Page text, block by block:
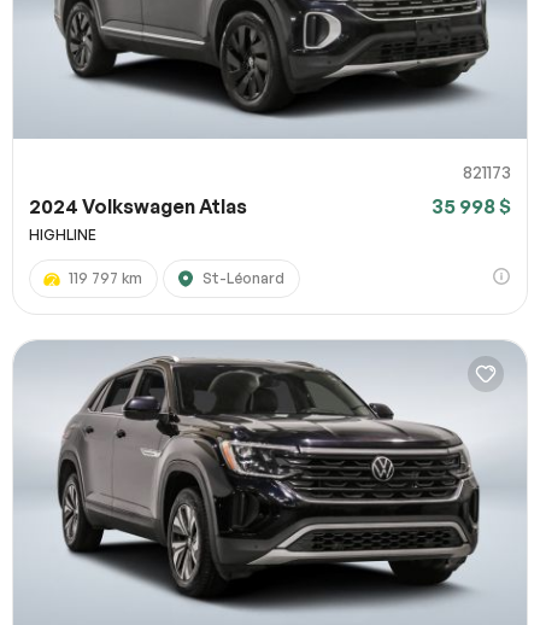
821173
2024 Volkswagen Atlas 35 998 $
HIGHLINE
119 797 km St-Léonard